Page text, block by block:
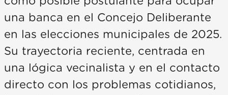
una banca en el Concejo Deliberante
en las elecciones municipales de 2025.
Su trayectoria reciente, centrada en
una lógica vecinalista y en el contacto
directo con los problemas cotidianos,